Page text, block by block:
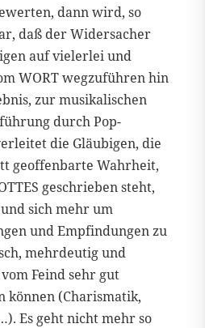
dann wird, so
daß der Widersacher
auf vielerlei und
WORT wegzuführen hin
zur musikalischen
durch Pop-
die Gläubigen, die
geoffenbarte Wahrheit,
geschrieben steht,
sich mehr um
und Empfindungen zu
mehrdeutig und
Feind sehr gut
(Charismatik,
Es geht nicht mehr so